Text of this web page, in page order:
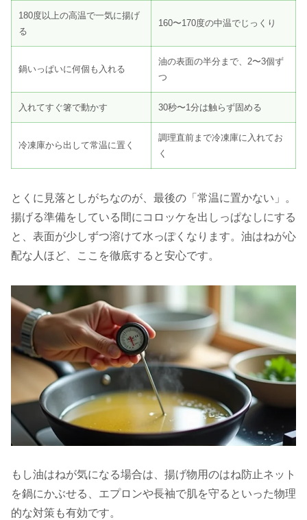
180度以上の高温で一気に揚げ
る
160〜170度の中温でじっくり
鍋いっぱいに何個も入れる
油の表面の半分まで、2〜3個ず
つ
入れてすぐ箸で動かす 30秒〜1分は触らず固める
冷凍庫から出して常温に置く
調理直前まで冷凍庫に入れてお
く
とくに見落としがちなのが、最後の「常温に置かない」。
揚げる準備をしている間にコロッケを出しっぱなしにする
と、表面が少しずつ溶けて水っぽくなります。油はねが心
配な人ほど、ここを徹底すると安心です。
もし油はねが気になる場合は、揚げ物用のはね防止ネット
を鍋にかぶせる、エプロンや長袖で肌を守るといった物理
的な対策も有効です。